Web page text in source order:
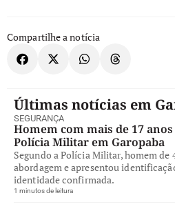
Compartilhe a notícia
Últimas notícias em
SEGURANÇA
Homem com mais de 17
Polícia Militar em Garopaba
Segundo a Polícia Militar, homem
abordagem e apresentou
identidade confirmada.
1 minutos de leitura